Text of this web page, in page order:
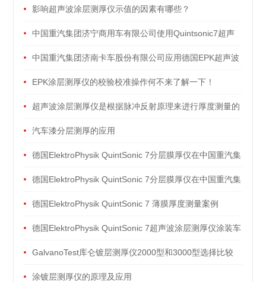
影响超声波涂层测厚仪示值的因素有哪些？
中国重汽集团济宁商用车有限公司使用Quintsonic7超声
波涂层测厚仪测量保险杠涂层厚度
中国重汽集团济南卡车股份有限公司应用德国EPK超声波
涂层测厚仪检测塑料保险杠分层涂层厚度
EPK涂层测厚仪的校验校准操作何不来了解一下！
超声波涂层测厚仪是根据脉冲反射原理来进行厚度测量的
汽车漆分层测厚的应用
德国ElektroPhysik QuintSonic 7分层膜厚仪在中国重汽集
团济宁商用车有限公司的应用
德国ElektroPhysik QuintSonic 7分层膜厚仪在中国重汽集
团卡车股份公司的应用
德国ElektroPhysik QuintSonic 7 薄膜厚度测量案例
德国ElektroPhysik QuintSonic 7超声波涂层测厚仪涂装车
间使用案例
GalvanoTest库仑镀层测厚仪2000型和3000型选择比较
涂镀层测厚仪的原理及应用